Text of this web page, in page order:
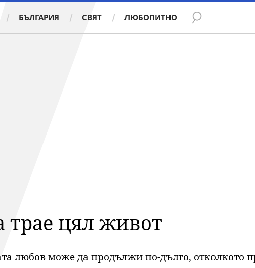
БЪЛГАРИЯ СВЯТ ЛЮБОПИТНО
цял живот
любов може да продължи по-дълго, отколкото